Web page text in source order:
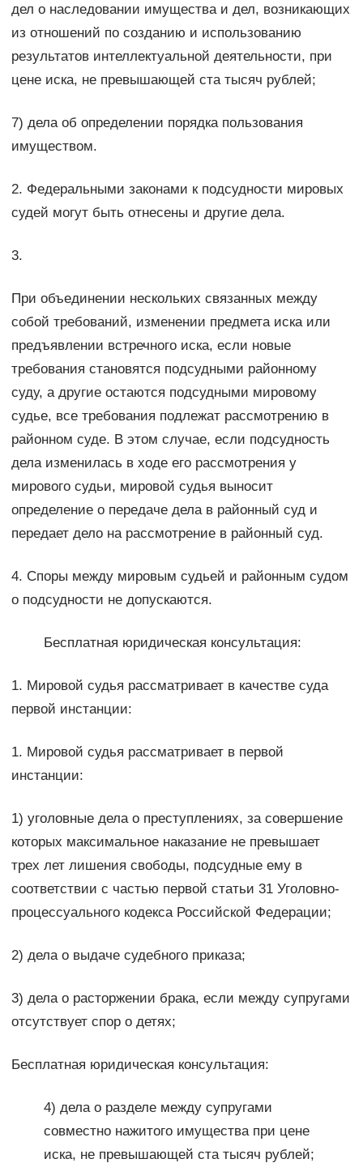
дел о наследовании имущества и дел, возникающих
из отношений по созданию и использованию
результатов интеллектуальной деятельности, при
цене иска, не превышающей ста тысяч рублей;
7) дела об определении порядка пользования
имуществом.
2. Федеральными законами к подсудности мировых
судей могут быть отнесены и другие дела.
3.
При объединении нескольких связанных между
собой требований, изменении предмета иска или
предъявлении встречного иска, если новые
требования становятся подсудными районному
суду, а другие остаются подсудными мировому
судье, все требования подлежат рассмотрению в
районном суде. В этом случае, если подсудность
дела изменилась в ходе его рассмотрения у
мирового судьи, мировой судья выносит
определение о передаче дела в районный суд и
передает дело на рассмотрение в районный суд.
4. Споры между мировым судьей и районным судом
о подсудности не допускаются.
Бесплатная юридическая консультация:
1. Мировой судья рассматривает в качестве суда
первой инстанции:
1. Мировой судья рассматривает в первой
инстанции:
1) уголовные дела о преступлениях, за совершение
которых максимальное наказание не превышает
трех лет лишения свободы, подсудные ему в
соответствии с частью первой статьи 31 Уголовно-
процессуального кодекса Российской Федерации;
2) дела о выдаче судебного приказа;
3) дела о расторжении брака, если между супругами
отсутствует спор о детях;
Бесплатная юридическая консультация:
4) дела о разделе между супругами
совместно нажитого имущества при цене
иска, не превышающей ста тысяч рублей;